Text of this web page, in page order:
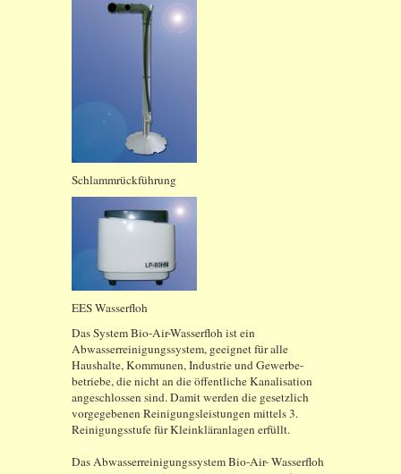
Schlammrückführung
EES Wasserfloh
Das System Bio-Air-Wasserfloh ist ein
Abwasserreinigungssystem, geeignet für alle
Haushalte, Kommunen, Industrie und Gewerbe-
betriebe, die nicht an die öffentliche Kanalisation
angeschlossen sind. Damit werden die gesetzlich
vorgegebenen Reinigungsleistungen mittels 3.
Reinigungsstufe für Kleinkläranlagen erfüllt.
Das Abwasserreinigungssystem Bio-Air- Wasserfloh